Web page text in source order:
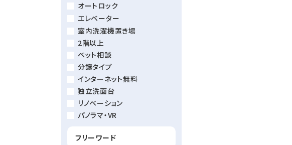
オートロック
エレベーター
室内洗濯機置き場
2階以上
ペット相談
分譲タイプ
インターネット無料
独立洗面台
リノベーション
パノラマ・VR
フリーワード